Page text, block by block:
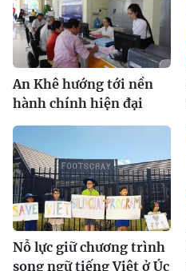
An Khê hướng tới nền
hành chính hiện đại
Nỗ lực giữ chương trình
song ngữ tiếng Việt ở Úc